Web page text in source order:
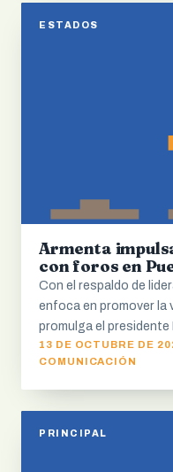
ESTADOS
Armenta
con foros en
Con el respaldo de
enfoca en promover la
promulga el presidente
13 DE OCTUBRE DE
COMUNICACIÓN
PRINCIPAL